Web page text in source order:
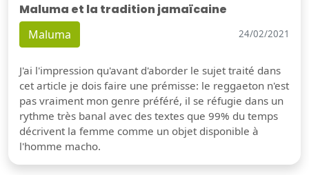
Maluma et la tradition jamaïcaine
Maluma 24/02/2021
J'ai l'impression qu'avant d'aborder le sujet traité dans
cet article je dois faire une prémisse: le reggaeton n'est
pas vraiment mon genre préféré, il se réfugie dans un
rythme très banal avec des textes que 99% du temps
décrivent la femme comme un objet disponible à
l'homme macho.